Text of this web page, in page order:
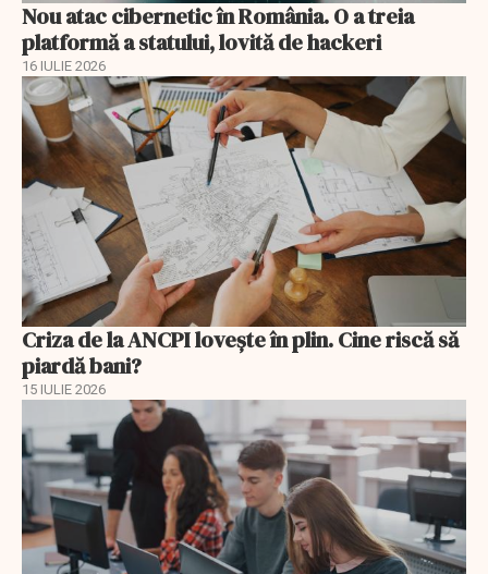
Nou atac cibernetic în România. O a treia
platformă a statului, lovită de hackeri
16 IULIE 2026
Criza de la ANCPI lovește în plin. Cine riscă să
piardă bani?
15 IULIE 2026